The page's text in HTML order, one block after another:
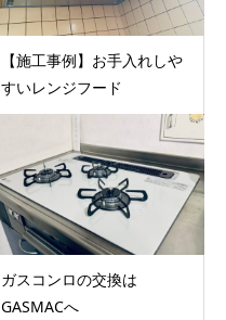
【施工事例】お手入れしや
すいレンジフード
ガスコンロの交換は
GASMACへ